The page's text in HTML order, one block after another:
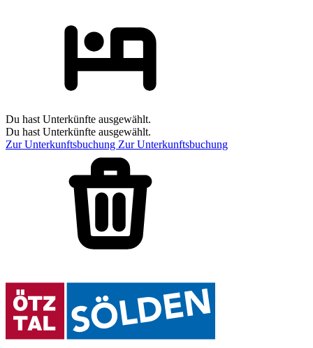
Du hast Unterkünfte ausgewählt.
Du hast Unterkünfte ausgewählt.
Zur Unterkunftsbuchung Zur Unterkunftsbuchung